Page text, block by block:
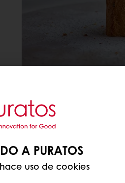
🌾 Baguette de Masa
confiere un sabor
A PURATOS
uso de cookies